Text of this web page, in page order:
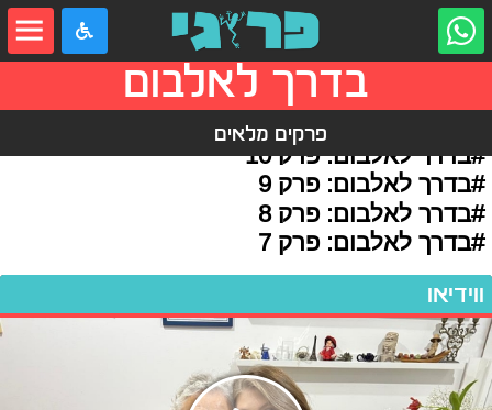
בדרך לאלבום
פרקים מלאים
#בדרך לאלבום: פרק 10
#בדרך לאלבום: פרק 9
#בדרך לאלבום: פרק 8
#בדרך לאלבום: פרק 7
ווידיאו